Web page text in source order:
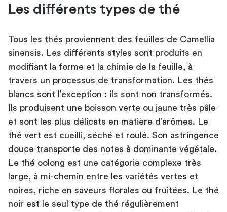
Les différents types de thé
Tous les thés proviennent des feuilles de Camellia
sinensis. Les différents styles sont produits en
modifiant la forme et la chimie de la feuille, à
travers un processus de transformation. Les thés
blancs sont l’exception : ils sont non transformés.
Ils produisent une boisson verte ou jaune très pâle
et sont les plus délicats en matière d’arômes. Le
thé vert est cueilli, séché et roulé. Son astringence
douce transporte des notes à dominante végétale.
Le thé oolong est une catégorie complexe très
large, à mi-chemin entre les variétés vertes et
noires, riche en saveurs florales ou fruitées. Le thé
noir est le seul type de thé régulièrement